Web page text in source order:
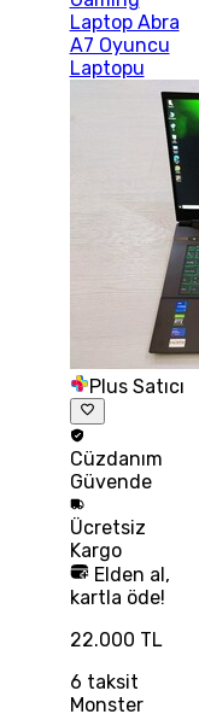
Laptop Abra
A7 Oyuncu
Laptopu
Plus Satıcı
Cüzdanım
Güvende
Ücretsiz
Kargo
Elden al,
kartla öde!
22.000 TL
6 taksit
Monster